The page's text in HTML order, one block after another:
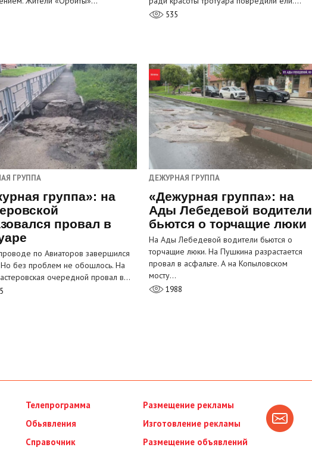
535
ГРУППА
группа»: на
провал в
по Авиаторов завершился
без проблем не обошлось. На
очередной провал в…
ДЕЖУРНАЯ ГРУППА
«Дежурная группа»: на
Ады Лебедевой водители
бьются о торчащие люки
На Ады Лебедевой водители бьются о
торчащие люки. На Пушкина разрастается
провал в асфальте. А на Копыловском
мосту…
1988
Телепрограмма
Обьявления
Справочник
Размещение рекламы
Изготовление рекламы
Размещение объявлений